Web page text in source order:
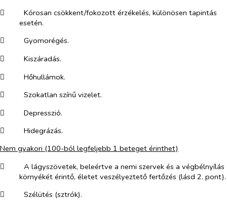
​
Kórosan csökkent/fokozott érzékelés, különösen tapintás
esetén.
​
Gyomorégés.
​
Kiszáradás.
​
Hőhullámok.
​
Szokatlan színű vizelet.
​
Depresszió.
​
Hidegrázás.
Nem gyakori (100-ból legfeljebb 1 beteget érinthet)
​
A lágyszövetek, beleértve a nemi szervek és a végbélnyílás
környékét érintő, életet veszélyeztető fertőzés (lásd 2. pont).
​
Szélütés (sztrók).